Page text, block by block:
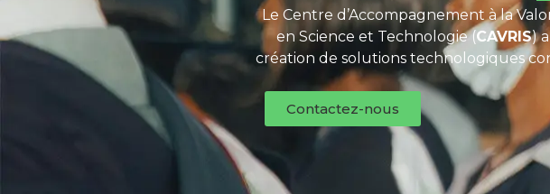
Le Centre d’Accompagnement à la
en Science et Technologie (CAVRIS)
création de solutions technologiques
Contactez-nous